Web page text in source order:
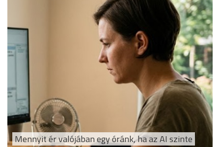
Mennyit ér valójában egy óránk, ha az AI szinte